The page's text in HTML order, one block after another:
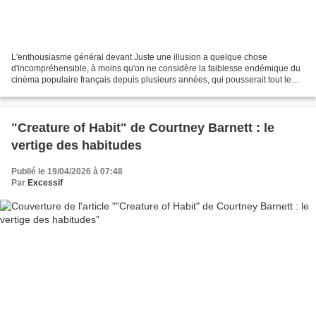
L'enthousiasme général devant Juste une illusion a quelque chose
d'incompréhensible, à moins qu'on ne considère la faiblesse endémique du
cinéma populaire français depuis plusieurs années, qui pousserait tout le
"Creature of Habit" de Courtney Barnett : le
vertige des habitudes
Publié le 19/04/2026 à 07:48
Par Excessif